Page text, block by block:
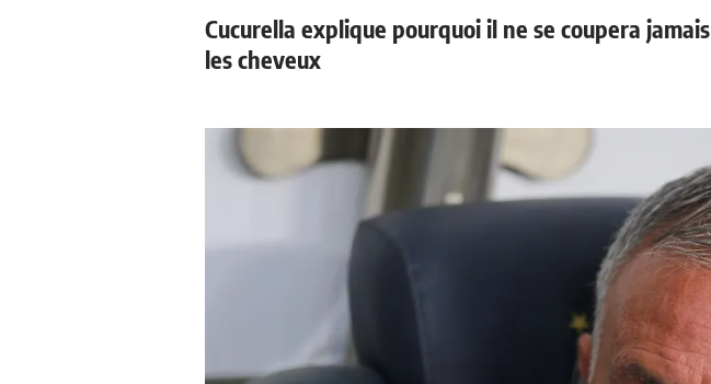
Cucurella explique pourquoi il ne se coupera jamais
les cheveux